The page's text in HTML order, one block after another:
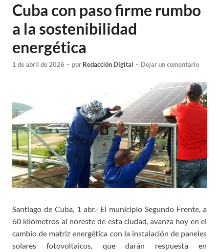
Cuba con paso firme rumbo
a la sostenibilidad
energética
1 de abril de 2026 - por Redacción Digital - Dejar un comentario
Santiago de Cuba, 1 abr.- El municipio Segundo Frente, a
60 kilómetros al noreste de esta ciudad, avanza hoy en el
cambio de matriz energética con la instalación de paneles
solares fotovoltaicos, que darán respuesta en